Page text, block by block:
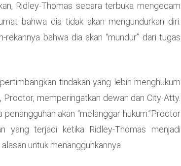
Ridley-Thomas secara terbuka mengecam
bahwa dia tidak akan mengundurkan diri.
bahwa dia akan “mundur” dari tugas
tindakan yang lebih menghukum
memperingatkan dewan dan City Atty.
akan “melanggar hukum.”Proctor
yang terjadi ketika Ridley-Thomas menjadi
untuk menangguhkannya.